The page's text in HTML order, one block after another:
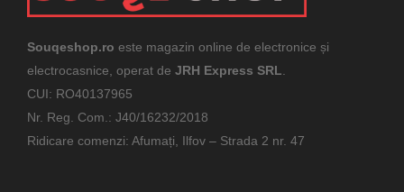
Souqeshop.ro este magazin online de electronice și
electrocasnice, operat de JRH Express SRL.
CUI: RO40137965
Nr. Reg. Com.: J40/16232/2018
Ridicare comenzi: Afumați, Ilfov – Strada 2 nr. 47